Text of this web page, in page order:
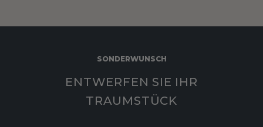
SONDERWUNSCH
ENTWERFEN SIE IHR
TRAUMSTÜCK